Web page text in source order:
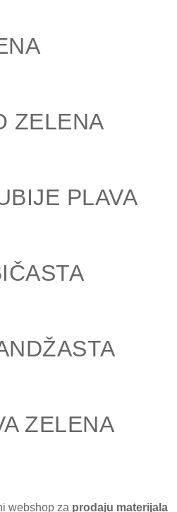
ZELENA
PLAVA
ZELENA
webshop za prodaju materijala